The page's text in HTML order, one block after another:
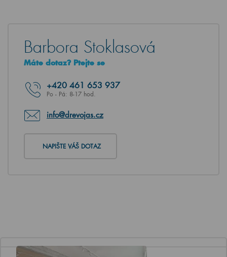
Barbora Stoklasová
Máte dotaz? Ptejte se
+420 461 653 937
Po - Pá: 8-17 hod.
info@drevojas.cz
NAPIŠTE VÁŠ DOTAZ